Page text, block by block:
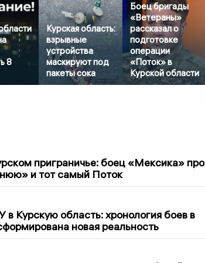
8
Курская область:
взрывные
устройства
маскируют под
пакеты сока
Боец бригады
«Ветераны»
рассказал о
подготовке
операции
«Поток» в
Курской области
приграничье: боец «Мексика» про
и тот самый Поток
Курскую область: хронология боев в
новая реальность